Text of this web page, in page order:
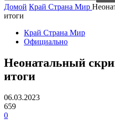
Домой Край Страна Мир
итоги
Край Страна Мир
Официально
Неонатальный
итоги
06.03.2023
659
0